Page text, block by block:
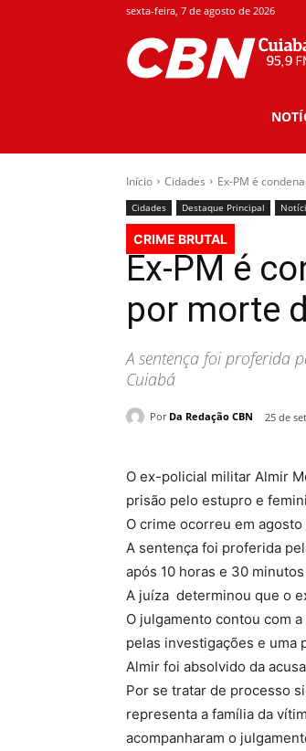
sexta-feira, 7 de agosto de 2026
Início Cidades Ex-PM é
Cidades Destaque Principal
CRIME BRUTAL
Ex-PM é
por morte
A sentença foi proferida
Cuiabá
Por Da Redação CBN 25 de
O ex-policial militar Almir
prisão pelo estupro e
O crime ocorreu em
A sentença foi proferida
após 10 horas e 30
A juíza determinou que o
O julgamento contou com
pelas investigações e uma
Almir foi absolvido da
Por se tratar de processo
representa a família da
acompanharam o